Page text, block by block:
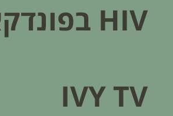
HIV בפונדקאות​
IVY TV